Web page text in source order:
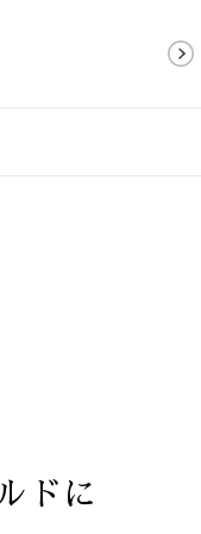
ドに